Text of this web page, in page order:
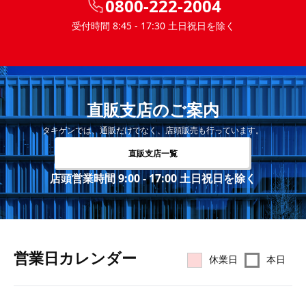
0800-222-2004
受付時間 8:45 - 17:30 土日祝日を除く
直販支店のご案内
タキゲンでは、通販だけでなく、店頭販売も行っています。
直販支店一覧
店頭営業時間 9:00 - 17:00 土日祝日を除く
営業⽇カレンダー 休業日 本日